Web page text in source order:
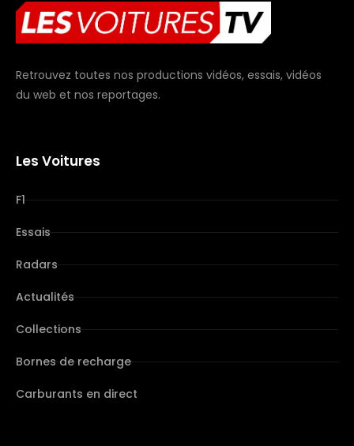
Retrouvez toutes nos productions vidéos, essais, vidéos
du web et nos reportages.
Les Voitures
F1
Essais
Radars
Actualités
Collections
Bornes de recharge
Carburants en direct